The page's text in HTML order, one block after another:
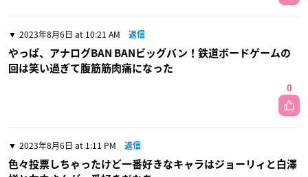
2023年8月6日 at 10:21 AM 返信
やっぱ、アナログBAN BANビッグバン！鉄道ボードゲームの
回は笑い過ぎて腹筋筋肉痛になった
0
2023年8月6日 at 1:11 PM 返信
色々投票しちゃったけど一番好きなキャラはジョーリィと白澤